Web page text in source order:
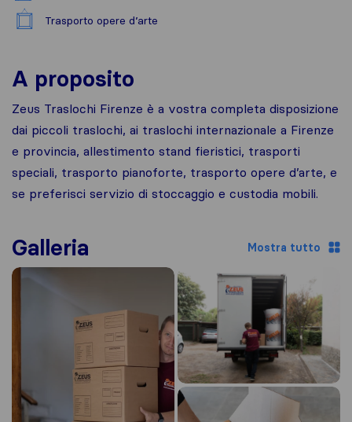
Trasporto opere d’arte
A proposito
Zeus Traslochi Firenze è a vostra completa disposizione
dai piccoli traslochi, ai traslochi internazionale a Firenze
e provincia, allestimento stand fieristici, trasporti
speciali, trasporto pianoforte, trasporto opere d’arte, e
se preferisci servizio di stoccaggio e custodia mobili.
Galleria Mostra tutto